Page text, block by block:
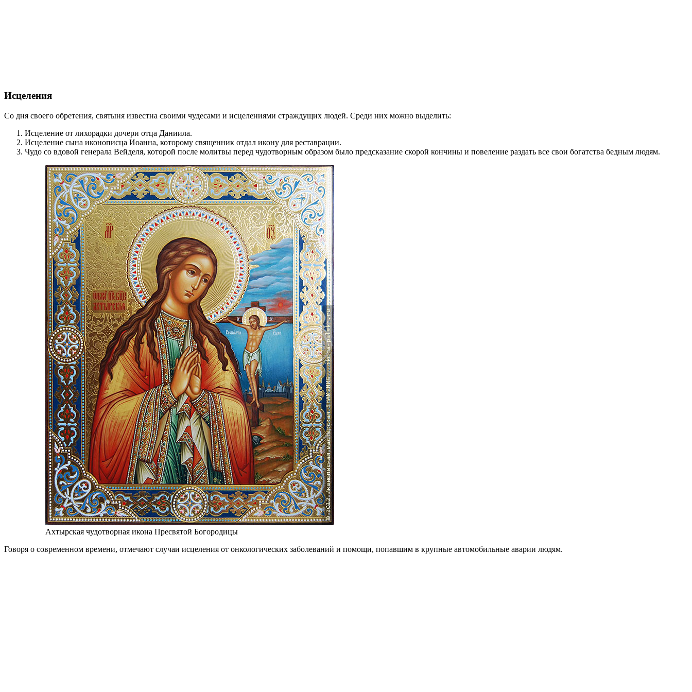
Исцеления
Со дня своего обретения, святыня известна своими чудесами и исцелениями страждущих людей. Среди них можно выделить:
Исцеление от лихорадки дочери отца Даниила.
Исцеление сына иконописца Иоанна, которому священник отдал икону для реставрации.
Чудо со вдовой генерала Вейделя, которой после молитвы перед чудотворным образом было предсказание скорой кончины и повеление раздать все свои богатства бедным людям.
Ахтырская чудотворная икона Пресвятой Богородицы
Говоря о современном времени, отмечают случаи исцеления от онкологических заболеваний и помощи, попавшим в крупные автомобильные аварии людям.